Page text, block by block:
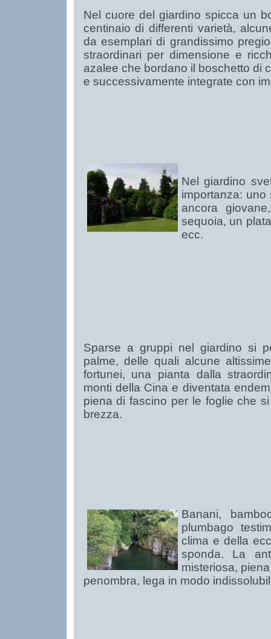
Nel cuore del giardino spicca un
centinaio di differenti varietà,
da esemplari di grandissimo
straordinari per dimensione e
azalee che bordano il boschetto di
e successivamente integrate con
Nel giardino
importanza:
ancora
sequoia, un
ecc.
Sparse a gruppi nel giardino si
palme, delle quali alcune
fortunei, una pianta dalla
monti della Cina e diventata
piena di fascino per le foglie che
brezza.
Banani,
plumbago
clima e della
sponda. La
misteriosa,
penombra, lega in modo